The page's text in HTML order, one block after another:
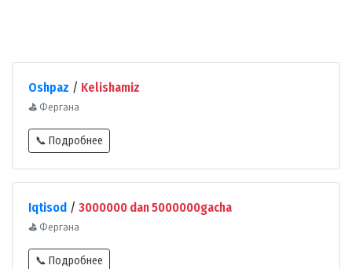
Oshpaz / Kelishamiz
⛳ Фергана
📞 Подробнее
Iqtisod / 3000000 dan 5000000gacha
⛳ Фергана
📞 Подробнее